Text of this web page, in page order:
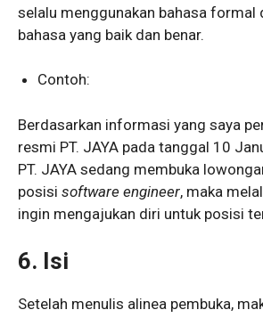
selalu menggunakan bahasa formal
bahasa yang baik dan benar.
Contoh:
Berdasarkan informasi yang saya
resmi PT. JAYA pada tanggal 10
PT. JAYA sedang membuka
posisi software engineer, maka
ingin mengajukan diri untuk posisi
6. Isi
Setelah menulis alinea pembuka,